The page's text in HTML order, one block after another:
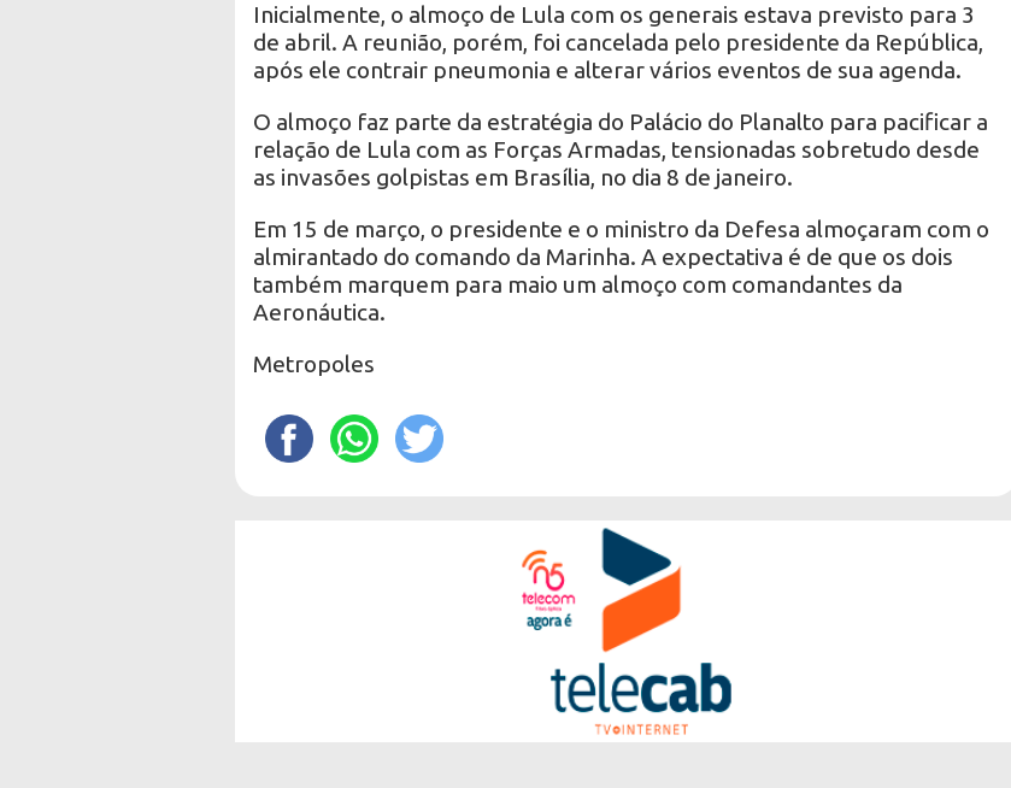
Inicialmente, o almoço de Lula com os generais estava previsto para 3
de abril. A reunião, porém, foi cancelada pelo presidente da República,
após ele contrair pneumonia e alterar vários eventos de sua agenda.
O almoço faz parte da estratégia do Palácio do Planalto para pacificar a
relação de Lula com as Forças Armadas, tensionadas sobretudo desde
as invasões golpistas em Brasília, no dia 8 de janeiro.
Em 15 de março, o presidente e o ministro da Defesa almoçaram com o
almirantado do comando da Marinha. A expectativa é de que os dois
também marquem para maio um almoço com comandantes da
Aeronáutica.
Metropoles